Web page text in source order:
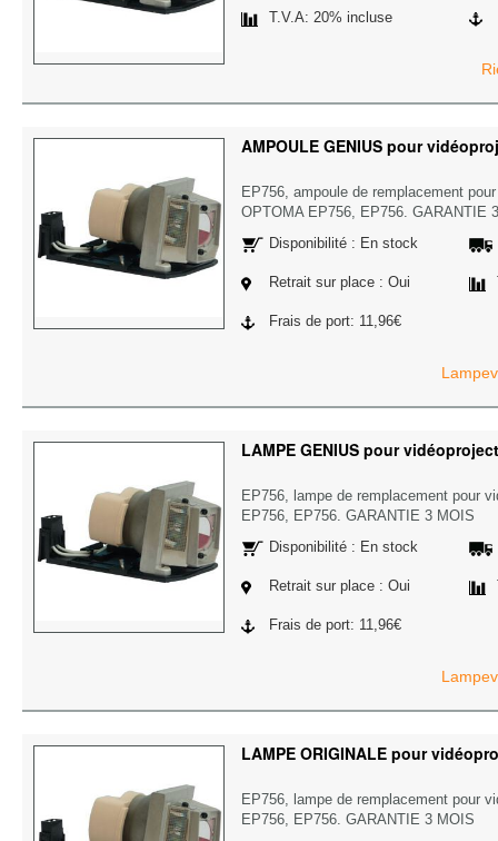
T.V.A: 20% incluse
AMPOULE GENIUS pour
EP756, ampoule de remplacement
OPTOMA EP756, EP756. GARANTIE
Disponibilité : En stock
Retrait sur place : Oui
Frais de port: 11,96€
LAMPE GENIUS pour
EP756, lampe de remplacement pour
EP756, EP756. GARANTIE 3 MOIS
Disponibilité : En stock
Retrait sur place : Oui
Frais de port: 11,96€
LAMPE ORIGINALE pour
EP756, lampe de remplacement pour
EP756, EP756. GARANTIE 3 MOIS